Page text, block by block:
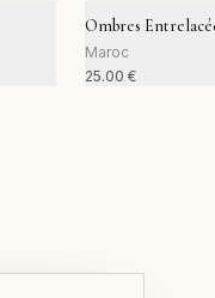
Ombres
Maroc
25.00 €